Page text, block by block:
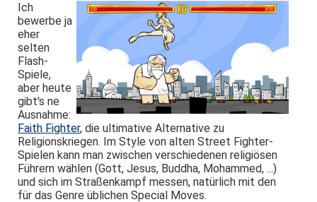
Ich
bewerbe ja
eher
selten
Flash-
Spiele,
aber heute
gibt's ne
Ausnahme:
Faith Fighter, die ultimative Alternative zu
Religionskriegen. Im Style von alten Street Fighter-
Spielen kann man zwischen verschiedenen religiösen
Führern wählen (Gott, Jesus, Buddha, Mohammed, ...)
und sich im Straßenkampf messen, natürlich mit den
für das Genre üblichen Special Moves.